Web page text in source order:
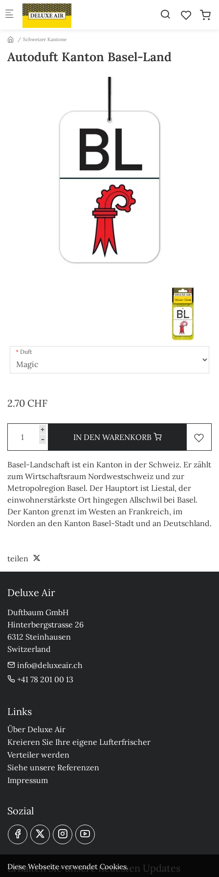
Skip to main content
Schweizer Kantone
Autoduft Kanton Basel-Land
Duft
2.70 CHF
+
-
IN DEN WARENKORB
Basel-Landschaft ist ein Kanton in der Schweiz. Er zählt
zum Wirtschaftsraum Nordwestschweiz und zur
Metropolregion Basel. Der Hauptort ist Liestal, der
einwohnerstärkste Ort hingegen Allschwil bei Basel.
Der Kanton grenzt im Westen an Frankreich, im
Norden an den Kanton Basel-Stadt und an Deutschland.
teilen
Deluxe Air
Duftbaum GmbH
Hinterbergstrasse 26
6312 Steinhausen
Switzerland
info@deluxeair.ch
+41 78 201 00 13
Links
Über Deluxe Air
Kreieren Sie Ihre eigene Lufterfrischer
Verteiler werden
Siehe unsere Referenzen
Impressum
Sozial
Erhalten Sie unsere neuesten Updates
Diese Webseite verwendet Cookies.